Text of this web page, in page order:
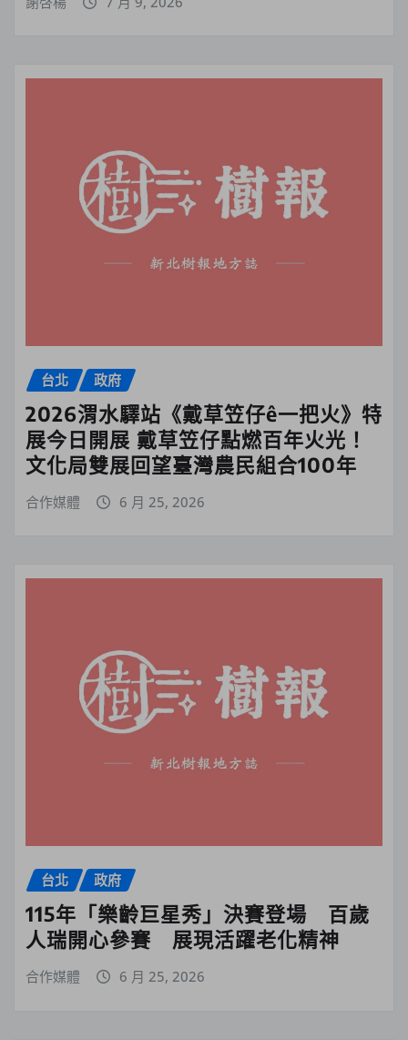
台北 政府
2026渭水驛站《戴草笠仔ê一把火》特
展今日開展 戴草笠仔點燃百年火光！
文化局雙展回望臺灣農民組合100年
合作媒體 6 月 25, 2026
台北 政府
115年「樂齡巨星秀」決賽登場 百歲
人瑞開心參賽 展現活躍老化精神
合作媒體 6 月 25, 2026